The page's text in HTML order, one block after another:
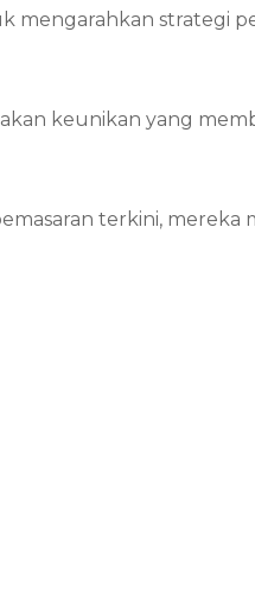
mengarahkan strategi
keunikan yang
terkini, mereka